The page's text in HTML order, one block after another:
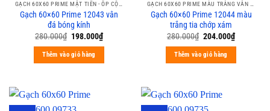
GẠCH 60X60 PRIME MẶT TIỀN - ỐP CỘT
Gạch 60×60 Prime 12043 vân
đá bóng kính
280.000₫ 198.000₫
Thêm vào giỏ hàng
GẠCH 60X60 PRIME MÀU TRẮNG VÂN XÁM CALACATA
Gạch 60×60 Prime 12044 màu
trắng tia chớp xám
280.000₫ 204.000₫
Thêm vào giỏ hàng